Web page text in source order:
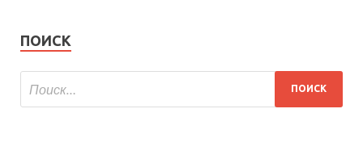
ПОИСК